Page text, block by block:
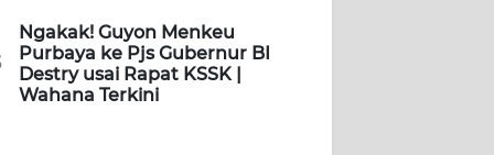
Ngakak! Guyon Menkeu
Purbaya ke Pjs Gubernur BI
Destry usai Rapat KSSK |
Wahana Terkini